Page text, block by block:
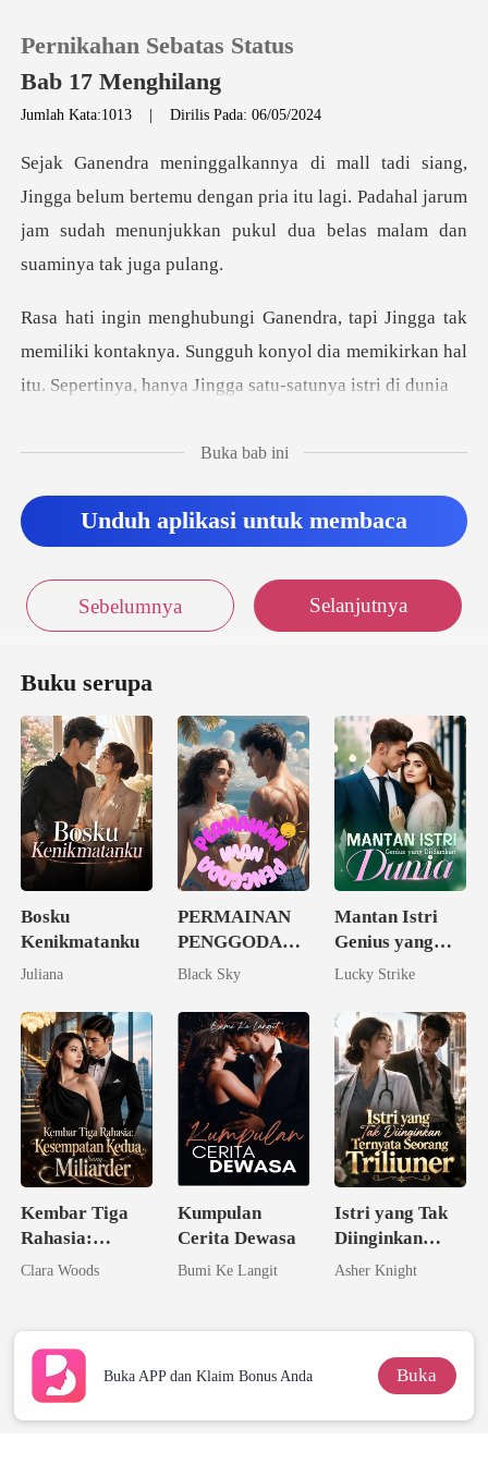
0
Pengisian Ulang
Keluar
Pernikahan Sebatas Status
Bab 17 Menghilang
Jumlah Kata:1013 |Dirilis Pada: 06/05/2024
lum bertemu dengan pria itu lagi. Padahal jarum
jam sudah me
memiliki kontaknya. Sungguh konyol dia memikirkan hal
i
Buka bab ini
Unduh aplikasi untuk membaca
Sebelumnya Selanjutnya
Buku serupa
Bosku
Kenikmatanku
Juliana
PERMAINAN
PENGGODA
IMAN
Black Sky
Mantan Istri
Genius yang
Diidamkan
Lucky Strike
Kembar Tiga
Rahasia:
Kesempatan
Clara Woods
Kumpulan
Cerita Dewasa
Bumi Ke Langit
Istri yang Tak
Diinginkan
Ternyata
Asher Knight
Buka APP dan Klaim Bonus Anda Buka